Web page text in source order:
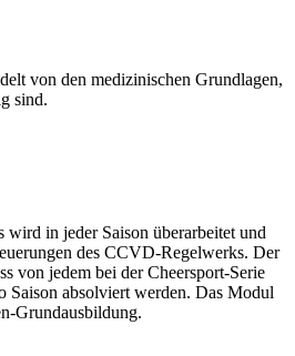
von den medizinischen Grundlagen,
sind.
in jeder Saison überarbeitet und
des CCVD-Regelwerks. Der
von jedem bei der Cheersport-Serie
Saison absolviert werden. Das Modul
Grundausbildung.